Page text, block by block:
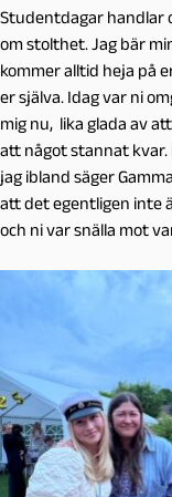
Studentdagar handlar
om stolthet. Jag bär
kommer alltid heja på
er själva. Idag var ni
mig nu, lika glada av
att något stannat
jag ibland säger
att det egentligen inte
och ni var snälla mot